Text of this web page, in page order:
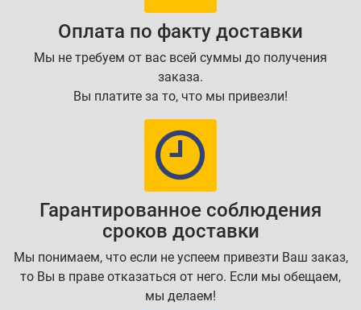
Оплата по факту доставки
Мы не требуем от вас всей суммы до получения
заказа.
Вы платите за то, что мы привезли!
Гарантированное соблюдения
сроков доставки
Мы понимаем, что если не успеем привезти Ваш заказ,
то Вы в праве отказаться от него. Если мы обещаем,
мы делаем!